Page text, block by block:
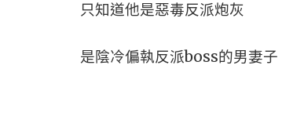
只知道他是惡毒反派炮灰
是陰冷偏執反派boss的男妻子